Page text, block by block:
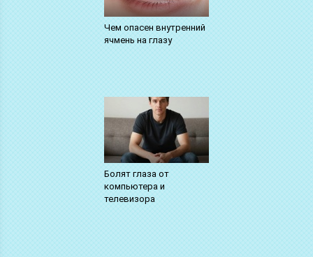
Чем опасен внутренний
ячмень на глазу
Болят глаза от
компьютера и
телевизора